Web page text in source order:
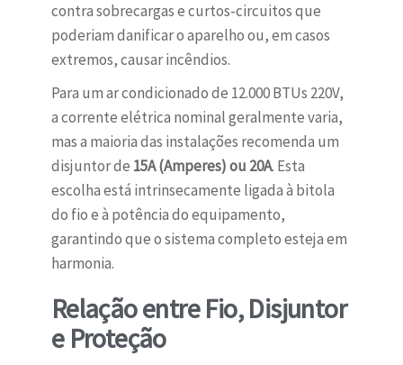
contra sobrecargas e curtos-circuitos que
poderiam danificar o aparelho ou, em casos
extremos, causar incêndios.
Para um ar condicionado de 12.000 BTUs 220V,
a corrente elétrica nominal geralmente varia,
mas a maioria das instalações recomenda um
disjuntor de 15A (Amperes) ou 20A. Esta
escolha está intrinsecamente ligada à bitola
do fio e à potência do equipamento,
garantindo que o sistema completo esteja em
harmonia.
Relação entre Fio, Disjuntor
e Proteção